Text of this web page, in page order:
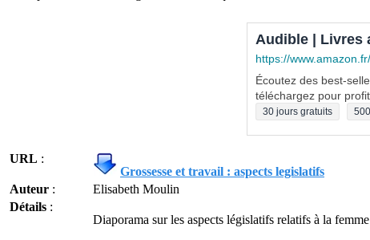
Audible | Livres
https://
Écoutez des best-
téléchargez pour
30 jours gratuits
URL :
Grossesse et travail : aspects legislatifs
Auteur :
Elisabeth Moulin
Détails :
Diaporama sur les aspects législatifs relatifs à la